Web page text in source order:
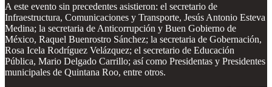
A este evento sin precedentes asistieron: el secretario de
Infraestructura, Comunicaciones y Transporte, Jesús Antonio Esteva
Medina; la secretaria de Anticorrupción y Buen Gobierno de
México, Raquel Buenrostro Sánchez; la secretaria de Gobernación,
Rosa Icela Rodríguez Velázquez; el secretario de Educación
Pública, Mario Delgado Carrillo; así como Presidentas y Presidentes
municipales de Quintana Roo, entre otros.